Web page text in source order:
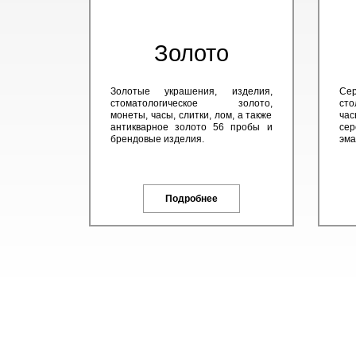
Золото
Золотые украшения, изделия,
стоматологическое золото,
монеты, часы, слитки, лом, а также
антикварное золото 56 пробы и
брендовые изделия.
Подробнее